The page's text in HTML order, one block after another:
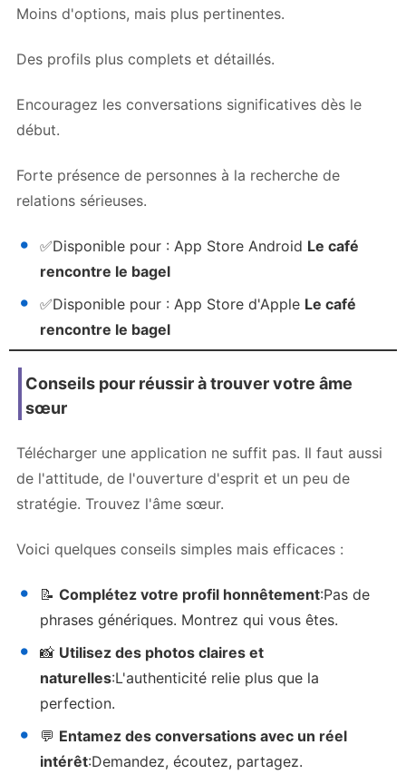
Moins d'options, mais plus pertinentes.
Des profils plus complets et détaillés.
Encouragez les conversations significatives dès le
début.
Forte présence de personnes à la recherche de
relations sérieuses.
✅Disponible pour : App Store Android Le café
rencontre le bagel
✅Disponible pour : App Store d'Apple Le café
rencontre le bagel
Conseils pour réussir à trouver votre âme
sœur
Télécharger une application ne suffit pas. Il faut aussi
de l'attitude, de l'ouverture d'esprit et un peu de
stratégie. Trouvez l'âme sœur.
Voici quelques conseils simples mais efficaces :
📝 Complétez votre profil honnêtement:Pas de
phrases génériques. Montrez qui vous êtes.
📸 Utilisez des photos claires et
naturelles:L'authenticité relie plus que la
perfection.
💬 Entamez des conversations avec un réel
intérêt:Demandez, écoutez, partagez.